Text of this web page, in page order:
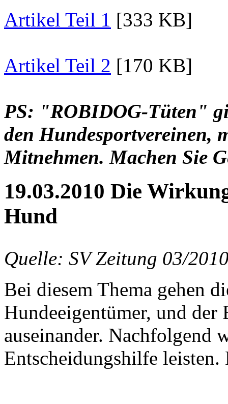
Artikel Teil 1 [333 KB]
Artikel Teil 2 [170 KB]
PS: "ROBIDOG-Tüten"
den Hundesportvereinen,
Mitnehmen. Machen Sie
19.03.2010 Die
Hund
Quelle: SV Zeitung 03/
Bei diesem Thema gehen
Hundeeigentümer, und
auseinander. Nachfolgend
Entscheidungshilfe